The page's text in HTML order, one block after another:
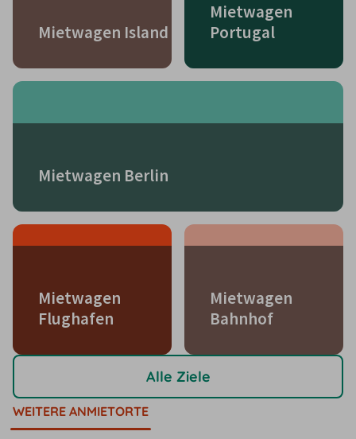
Mietwagen Island
Mietwagen
Portugal
Mietwagen Berlin
Mietwagen
Flughafen
Mietwagen
Bahnhof
Alle Ziele
WEITERE ANMIETORTE